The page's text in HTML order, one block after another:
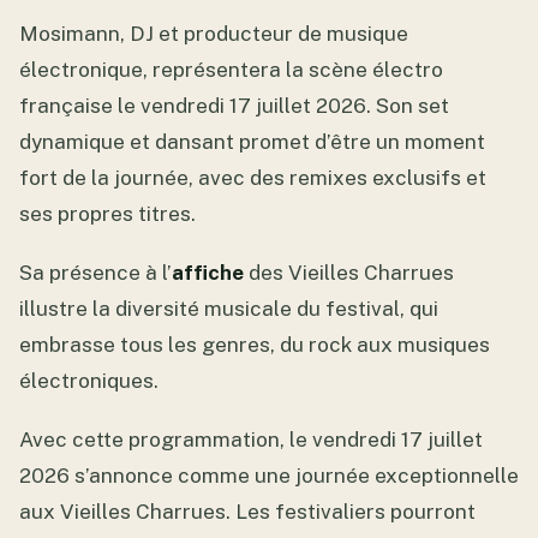
Mosimann, DJ et producteur de musique
électronique, représentera la scène électro
française le vendredi 17 juillet 2026. Son set
dynamique et dansant promet d’être un moment
fort de la journée, avec des remixes exclusifs et
ses propres titres.
Sa présence à l’affiche des Vieilles Charrues
illustre la diversité musicale du festival, qui
embrasse tous les genres, du rock aux musiques
électroniques.
Avec cette programmation, le vendredi 17 juillet
2026 s’annonce comme une journée exceptionnelle
aux Vieilles Charrues. Les festivaliers pourront